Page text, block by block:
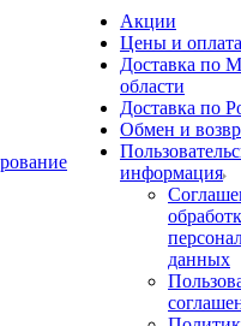
Акции
Цены и оплата
Доставка по
области
Доставка по
Обмен и
информация
данных